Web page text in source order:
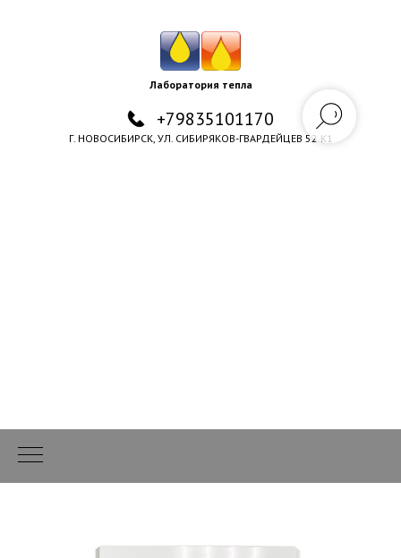
Лаборатория тепла
+79835101170
Г. НОВОСИБИРСК, УЛ. СИБИРЯКОВ-ГВАРДЕЙЦЕВ 52 К1